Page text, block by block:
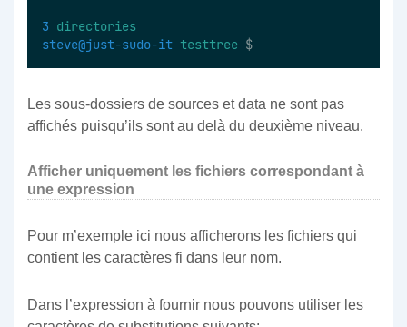
3 directories
steve@just-sudo-it testtree $
Les sous-dossiers de sources et data ne sont pas
affichés puisqu’ils sont au delà du deuxième niveau.
Afficher uniquement les fichiers correspondant à
une expression
Pour m’exemple ici nous afficherons les fichiers qui
contient les caractères fi dans leur nom.
Dans l’expression à fournir nous pouvons utiliser les